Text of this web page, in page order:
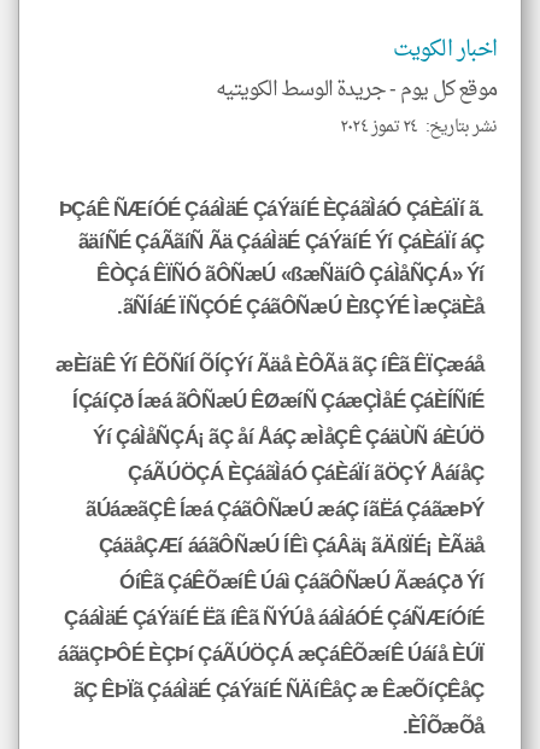
اخبار الكويت
موقع كل يوم -جريدة الوسط الكويتيه
نشر بتاريخ: ٢٤ تموز ٢٠٢٤
ÞÇáÊ ÑÆíÓÉ ÇááÌäÉ ÇáÝäíÉ ÈÇáãÌáÓ ÇáÈáÏí ã.
ãäíÑÉ ÇáÃãíÑ Ãä ÇááÌäÉ ÇáÝäíÉ Ýí ÇáÈáÏí áÇ
ÊÒÇá ÊÏÑÓ ãÔÑæÚ «ßæÑäíÔ ÇáÌåÑÇÁ» Ýí
ãÑÍáÉ ÏÑÇÓÉ ÇáãÔÑæÚ ÈßÇÝÉ ÌæÇäÈå.
æÈíäÊ Ýí ÊÕÑíÍ ÕÍÇÝí Ãäå ÈÔÃä ãÇ íÊã ÊÏÇæáå
ÍÇáíÇð Íæá ãÔÑæÚ ÊØæíÑ ÇáæÇÌåÉ ÇáÈÍÑíÉ
Ýí ÇáÌåÑÇÁ¡ ãÇ åí ÅáÇ æÌåÇÊ ÇáäÙÑ áÈÚÖ
ÇáÃÚÖÇÁ ÈÇáãÌáÓ ÇáÈáÏí ãÖÇÝ ÅáíåÇ
ãÚáæãÇÊ Íæá ÇáãÔÑæÚ æáÇ íãËá ÇáãæÞÝ
ÇáäåÇÆí ááãÔÑæÚ ÍÊì ÇáÂä¡ ãÄßÏÉ¡ ÈÃäå
ÓíÊã ÇáÊÕæíÊ Úáì ÇáãÔÑæÚ ÃæáÇð Ýí
ÇááÌäÉ ÇáÝäíÉ Ëã íÊã ÑÝÚå ááÌáÓÉ ÇáÑÆíÓíÉ
áãäÇÞÔÉ ÈÇÞí ÇáÃÚÖÇÁ æÇáÊÕæíÊ Úáíå ÈÚÏ
ãÇ ÊÞÏã ÇááÌäÉ ÇáÝäíÉ ÑÄíÊåÇ æ ÊæÕíÇÊåÇ
ÈÎÕæÕå.